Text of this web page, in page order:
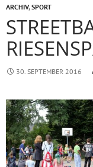
ARCHIV,SPORT
30. SEPTEMBER 2016